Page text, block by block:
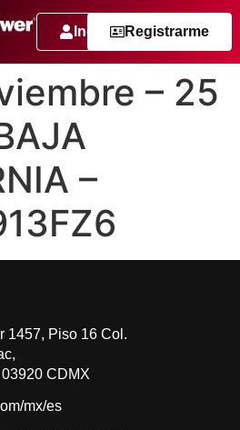
IngresarRegistrarme
– 25
–
1457, Piso 16 Col.
CDMX
mx/es